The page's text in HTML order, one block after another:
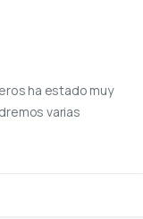
ha estado muy
varias